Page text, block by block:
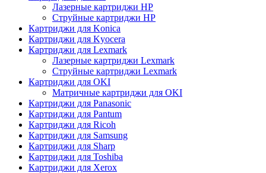
Лазерные картриджи HP
Струйные картриджи HP
Картриджи для Konica
Картриджи для Kyocera
Картриджи для Lexmark
Лазерные картриджи Lexmark
Струйные картриджи Lexmark
Картриджи для OKI
Матричные картриджи для OKI
Картриджи для Panasonic
Картриджи для Pantum
Картриджи для Ricoh
Картриджи для Samsung
Картриджи для Sharp
Картриджи для Toshiba
Картриджи для Xerox